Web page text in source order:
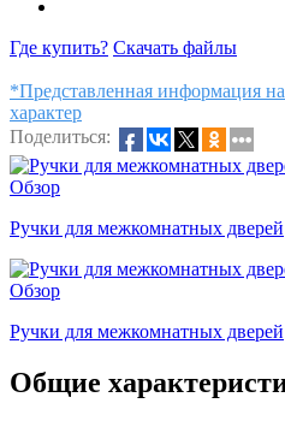
Где купить? Скачать файлы
*Представленная информация
характер
Поделиться:
Обзор
Ручки для межкомнатных дверей
Обзор
Ручки для межкомнатных дверей
Общие